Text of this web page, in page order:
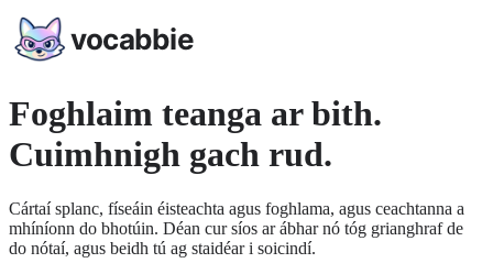
vocabbie
Foghlaim teanga ar bith.
Cuimhnigh gach rud.
Cártaí splanc, físeáin éisteachta agus foghlama, agus ceachtanna a
mhíníonn do bhotúin. Déan cur síos ar ábhar nó tóg grianghraf de
do nótaí, agus beidh tú ag staidéar i soicindí.